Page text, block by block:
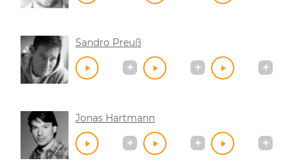
Sandro Preuß
Jonas Hartmann